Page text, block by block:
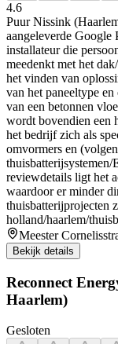
4.6
Puur Nissink
aangeleverde Google
installateur die
meedenkt met het
het vinden van
van het paneeltype
van een betonnen
wordt bovendien een
het bedrijf zich als
omvormers en
reviewdetails ligt het
waardoor er minder
thuisbatterijprojecten
holland/haarlem/
Meester
Bekijk details
Reconnect
Haarlem)
Gesloten